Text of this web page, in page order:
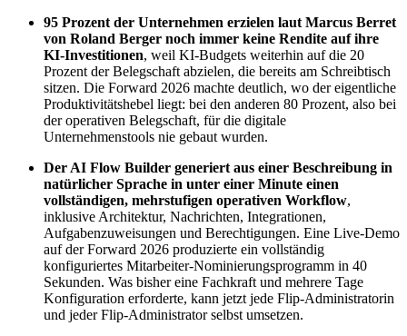
95 Prozent der Unternehmen erzielen laut Marcus Berret
von Roland Berger noch immer keine Rendite auf ihre
KI-Investitionen, weil KI-Budgets weiterhin auf die 20
Prozent der Belegschaft abzielen, die bereits am Schreibtisch
sitzen. Die Forward 2026 machte deutlich, wo der eigentliche
Produktivitätshebel liegt: bei den anderen 80 Prozent, also bei
der operativen Belegschaft, für die digitale
Unternehmenstools nie gebaut wurden.
Der AI Flow Builder generiert aus einer Beschreibung in
natürlicher Sprache in unter einer Minute einen
vollständigen, mehrstufigen operativen Workflow,
inklusive Architektur, Nachrichten, Integrationen,
Aufgabenzuweisungen und Berechtigungen. Eine Live-Demo
auf der Forward 2026 produzierte ein vollständig
konfiguriertes Mitarbeiter-Nominierungsprogramm in 40
Sekunden. Was bisher eine Fachkraft und mehrere Tage
Konfiguration erforderte, kann jetzt jede Flip-Administratorin
und jeder Flip-Administrator selbst umsetzen.